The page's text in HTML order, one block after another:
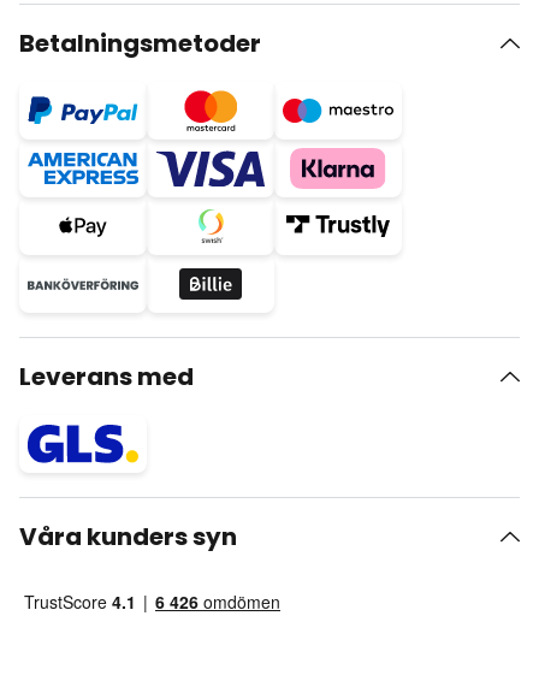
Betalningsmetoder
Leverans med
Våra kunders syn